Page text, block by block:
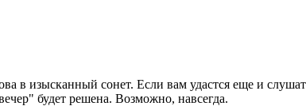
в изысканный сонет. Если вам удастся еще и
будет решена. Возможно, навсегда.